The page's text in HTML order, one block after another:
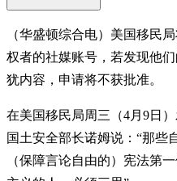
（华盛顿综合电）美国移民
权者的社媒账号，若发现他
犹内容，申请将不获批准。
在美国移民局周三（4月9日
国土安全部长诺姆说：“那些
（保障言论自由的）宪法第